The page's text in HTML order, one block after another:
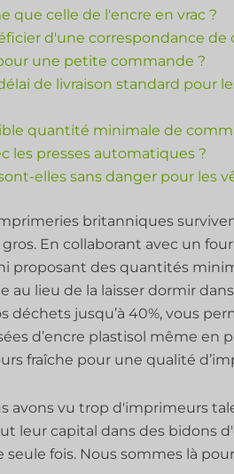
que celle de l'encre en vrac ?
d'une correspondance de
une petite commande ?
de livraison standard pour
quantité minimale de
les presses automatiques ?
elles sans danger pour les
britanniques
En collaborant avec un
proposant des quantités
au lieu de la laisser dormir
déchets jusqu’à 40%, vous
d’encre plastisol même en
fraîche pour une qualité
avons vu trop d'imprimeurs
leur capital dans des bidons
fois. Nous sommes là